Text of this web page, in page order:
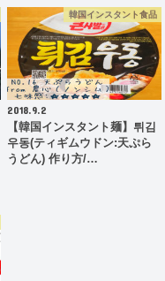
韓国インスタント食品
2018.9.2
【韓国インスタント麺】튀김
우동(ティギムウドン:天ぷら
うどん) 作り方/…